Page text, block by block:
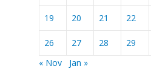
19 20 21 22
26 27 28 29
« Nov
Jan »